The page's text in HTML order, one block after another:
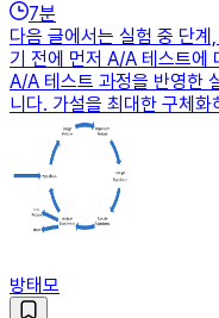
7분
다음 글에서는 실험 중 단
기 전에 먼저 A/A 테스트에
A/A 테스트 과정을 반영한
니다. 가설을 최대한 구체
방태모